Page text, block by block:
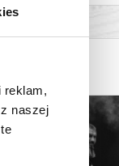
reklam,
naszej